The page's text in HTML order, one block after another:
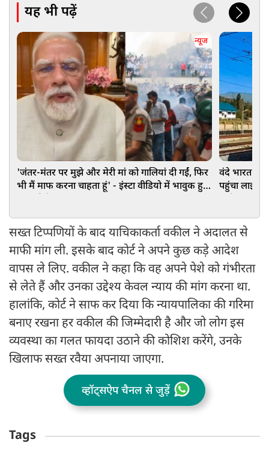
यह भी पढ़ें
न्यूज
'जंतर-मंतर पर मुझे और मेरी मां को गालियां दी गईं, फिर
भी मैं माफ करना चाहता हूं' - इंस्टा वीडियो में भावुक हुए
वंदे भारत ने
पहुंचा लाइव
सख्त टिप्पणियों के बाद याचिकाकर्ता वकील ने अदालत से
माफी मांग ली. इसके बाद कोर्ट ने अपने कुछ कड़े आदेश
वापस ले लिए. वकील ने कहा कि वह अपने पेशे को गंभीरता
से लेते हैं और उनका उद्देश्य केवल न्याय की मांग करना था.
हालांकि, कोर्ट ने साफ कर दिया कि न्यायपालिका की गरिमा
बनाए रखना हर वकील की जिम्मेदारी है और जो लोग इस
व्यवस्था का गलत फायदा उठाने की कोशिश करेंगे, उनके
खिलाफ सख्त रवैया अपनाया जाएगा.
व्हॉट्सऐप चैनल से जुड़ें
Tags